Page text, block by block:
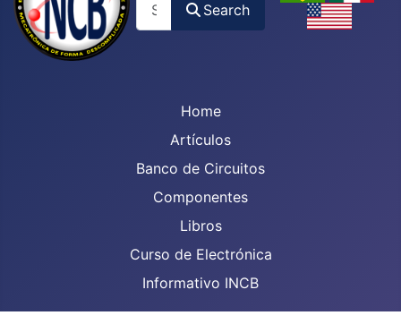
Search
Home
Artículos
Banco de Circuitos
Componentes
Libros
Curso de Electrónica
Informativo INCB